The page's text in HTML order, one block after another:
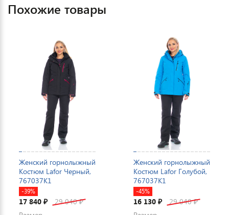
Похожие товары
Женский горнолыжный
Костюм Lafor Черный,
767037K1
-39%
17 840 ₽ 29 040₽
Женский горнолыжный
Костюм Lafor Голубой,
767037K1
-45%
16 130 ₽ 29 040₽